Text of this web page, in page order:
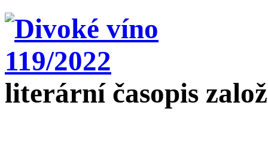
literární časopis